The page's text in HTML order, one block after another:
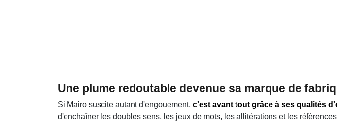
Une plume redoutable devenue sa marque de
Si Mairo suscite autant d'engouement, c'est avant tout grâce à ses qualités
d'enchaîner les doubles sens, les jeux de mots, les allitérations et les